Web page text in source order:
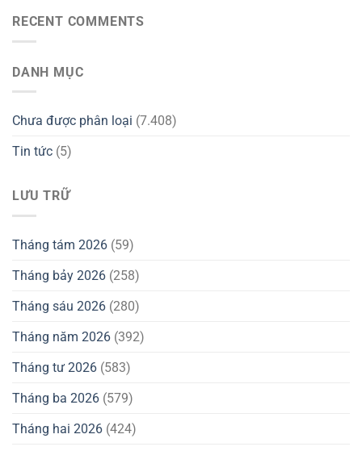
RECENT COMMENTS
DANH MỤC
Chưa được phân loại (7.408)
Tin tức (5)
LƯU TRỮ
Tháng tám 2026 (59)
Tháng bảy 2026 (258)
Tháng sáu 2026 (280)
Tháng năm 2026 (392)
Tháng tư 2026 (583)
Tháng ba 2026 (579)
Tháng hai 2026 (424)